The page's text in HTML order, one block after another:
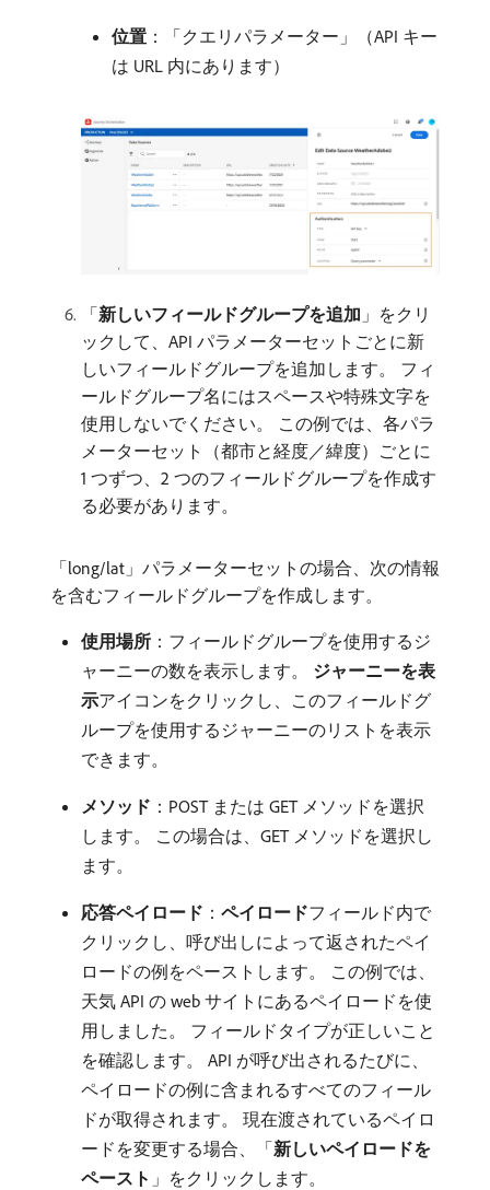
位置 ：「クエリパラメーター」（API キー
は URL 内にあります）
「新しいフィールドグループを追加 」をクリ
ックして、API パラメーターセットごとに新
しいフィールドグループを追加します。 フィ
ールドグループ名にはスペースや特殊文字を
使用しないでください。 この例では、各パラ
メーターセット（都市と経度／緯度）ごとに
1 つずつ、2 つのフィールドグループを作成す
る必要があります。
「long/lat」パラメーターセットの場合、次の情報
を含むフィールドグループを作成します。
使用場所 ：フィールドグループを使用するジ
ャーニーの数を表示します。 ジャーニーを表
示​アイコンをクリックし、このフィールドグ
ループを使用するジャーニーのリストを表示
できます。
メソッド ：POST または GET メソッドを選択
します。 この場合は、GET メソッドを選択し
ます。
応答ペイロード ： ペイロード​フィールド内で
クリックし、呼び出しによって返されたペイ
ロードの例をペーストします。 この例では、
天気 API の web サイトにあるペイロードを使
用しました。 フィールドタイプが正しいこと
を確認します。 API が呼び出されるたびに、
ペイロードの例に含まれるすべてのフィール
ドが取得されます。 現在渡されているペイロ
ードを変更する場合、「新しいペイロードを
ペースト 」をクリックします。